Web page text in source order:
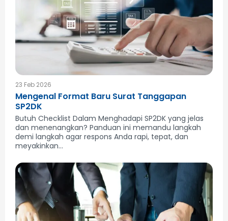
23 Feb 2026
Mengenal Format Baru Surat Tanggapan
SP2DK
Butuh Checklist Dalam Menghadapi SP2DK yang jelas
dan menenangkan? Panduan ini memandu langkah
demi langkah agar respons Anda rapi, tepat, dan
meyakinkan...